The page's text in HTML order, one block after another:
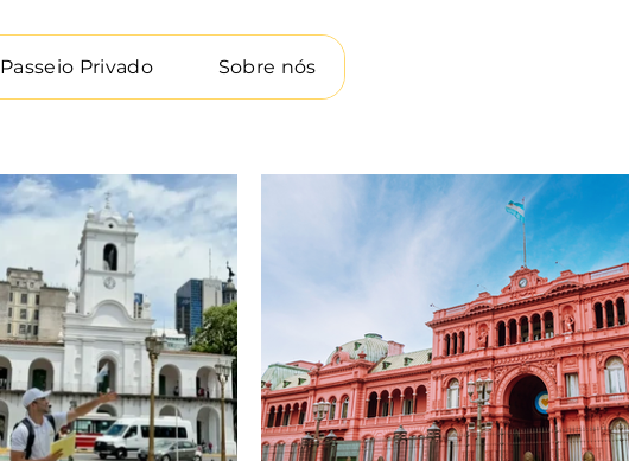
Passeio Privado Sobre nós